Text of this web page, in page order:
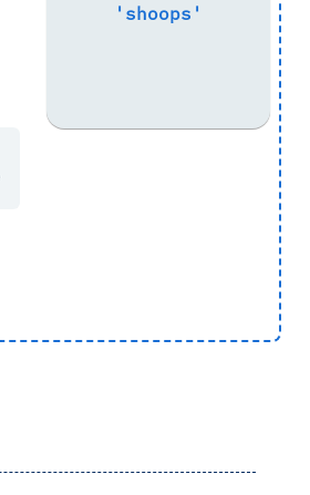
'shoops'